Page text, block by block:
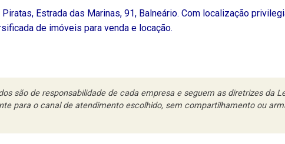
Estrada das Marinas, 91, Balneário. Com localização
de imóveis para venda e locação.
são de responsabilidade de cada empresa e seguem as diretrizes da
para o canal de atendimento escolhido, sem compartilhamento ou